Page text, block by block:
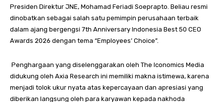
Presiden Direktur JNE, Mohamad Feriadi Soeprapto. Beliau resmi
dinobatkan sebagai salah satu pemimpin perusahaan terbaik
dalam ajang bergengsi 7th Anniversary Indonesia Best 50 CEO
Awards 2026 dengan tema “Employees’ Choice”.
Penghargaan yang diselenggarakan oleh The Iconomics Media
didukung oleh Axia Research ini memiliki makna istimewa, karena
menjadi tolok ukur nyata atas kepercayaan dan apresiasi yang
diberikan langsung oleh para karyawan kepada nakhoda